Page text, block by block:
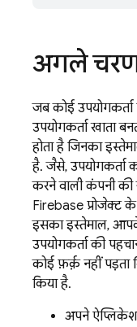
अगले
जब कोई उपयोगकर्ता
उपयोगकर्ता खाता
होता है जिनका
है. जैसे, उपयोगकर्ता
करने वाली कंपनी
Firebase प्रोजेक्ट
इसका इस्तेमाल,
उपयोगकर्ता की
कोई फ़र्क़ नहीं पड़ता
किया है.
अपने